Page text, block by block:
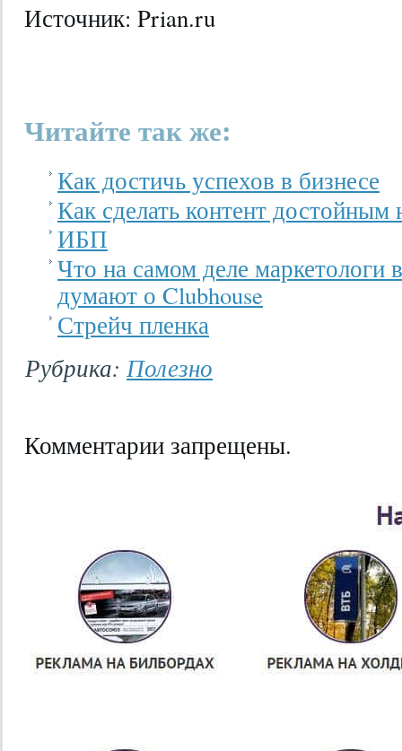
Источник: Prian.ru
Читайте так же:
Как достичь успехов в бизнесе
Как сделать контент достойным
ИБП
Что на самом деле маркетологи
думают о Clubhouse
Стрейч пленка
Рубрика: Полезно
Комментарии запрещены.